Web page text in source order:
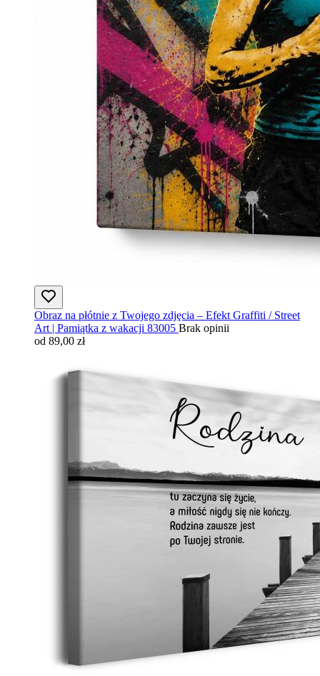
Obraz na płótnie z Twojego zdjęcia – Efekt Graffiti / Street
Art | Pamiątka z wakacji 83005 Brak opinii
od 89,00 zł